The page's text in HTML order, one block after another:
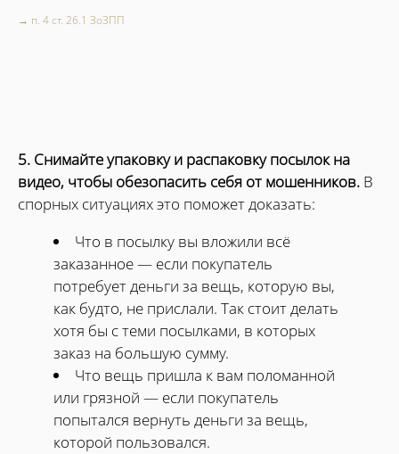
→ п. 4 ст. 26.1 ЗоЗПП
5. Снимайте упаковку и распаковку посылок на
видео, чтобы обезопасить себя от мошенников. В
спорных ситуациях это поможет доказать:
Что в посылку вы вложили всё
заказанное — если покупатель
потребует деньги за вещь, которую вы,
как будто, не прислали. Так стоит делать
хотя бы с теми посылками, в которых
заказ на большую сумму.
Что вещь пришла к вам поломанной
или грязной — если покупатель
попытался вернуть деньги за вещь,
которой пользовался.